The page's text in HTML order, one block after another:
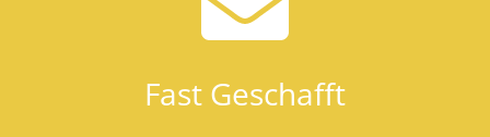
Fast Geschafft